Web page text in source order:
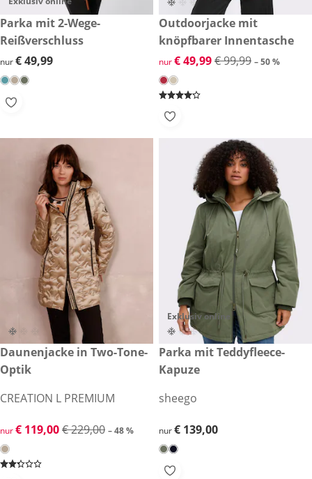
€ 49,99
Parka mit 2-Wege-
Reißverschluss
€ 49,99
nur€ 49,99
reduzierter Preis € 49,99,
-50 %
Outdoorjacke mit
knöpfbarer Innentasche
reduzierter Preis € 49,99,
nur€ 49,99€ 99,99 – 50 %
reduzierter Preis € 119,00, vorheriger Preis: € 229,00
-48 %
Daunenjacke in Two-Tone-
Optik
CREATION L PREMIUM
reduzierter Preis € 119,00, vorheriger Preis: € 229,00
nur€ 119,00€ 229,00 – 48 %
Exklusiv online
€ 139,00
Parka mit Teddyfleece-
Kapuze
sheego
€ 139,00
nur€ 139,00